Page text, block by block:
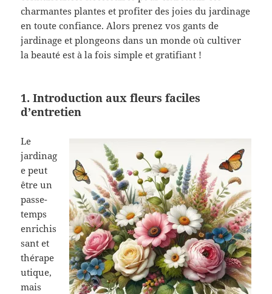
charmantes plantes et profiter des joies du jardinage
en toute confiance. Alors prenez vos gants de
jardinage et plongeons dans un monde où cultiver
la beauté est à la fois simple et gratifiant !
1. Introduction aux fleurs faciles
d’entretien
Le
jardinag
e peut
être un
passe-
temps
enrichis
sant et
thérape
utique,
mais